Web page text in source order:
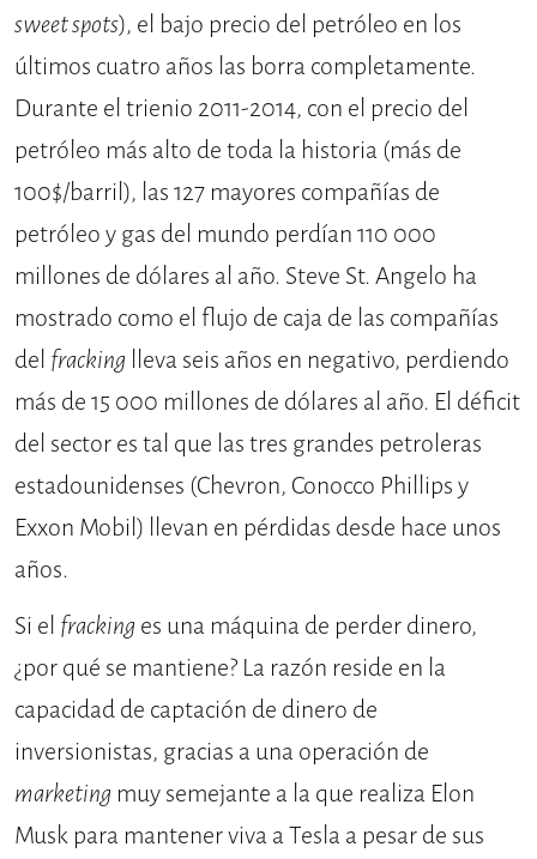
sweet spots), el bajo precio del petróleo en los
últimos cuatro años las borra completamente.
Durante el trienio 2011-2014, con el precio del
petróleo más alto de toda la historia (más de
100$/barril), las 127 mayores compañías de
petróleo y gas del mundo perdían 110 000
millones de dólares al año. Steve St. Angelo ha
mostrado como el flujo de caja de las compañías
del fracking lleva seis años en negativo, perdiendo
más de 15 000 millones de dólares al año. El déficit
del sector es tal que las tres grandes petroleras
estadounidenses (Chevron, Conocco Phillips y
Exxon Mobil) llevan en pérdidas desde hace unos
años.
Si el frackinges una máquina de perder dinero,
¿por qué se mantiene? La razón reside en la
capacidad de captación de dinero de
inversionistas, gracias a una operación de
marketing muy semejante a la que realiza Elon
Musk para mantener viva a Tesla a pesar de sus